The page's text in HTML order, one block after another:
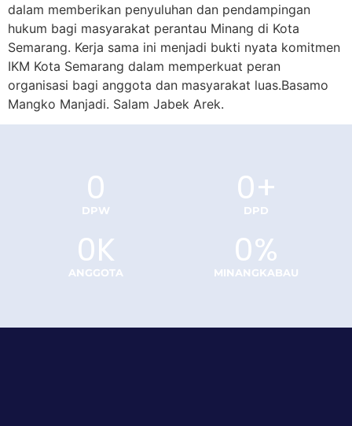
dalam memberikan penyuluhan dan pendampingan
hukum bagi masyarakat perantau Minang di Kota
Semarang. Kerja sama ini menjadi bukti nyata komitmen
IKM Kota Semarang dalam memperkuat peran
organisasi bagi anggota dan masyarakat luas.Basamo
Mangko Manjadi. Salam Jabek Arek.
DPW
0
DPD
0+
ANGGOTA
0K
MINANGKABAU
0%